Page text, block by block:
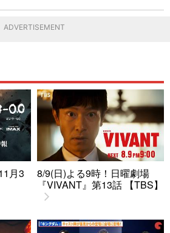
ADVERTISEMENT
月3
8/9(日)よる9時！日曜劇場
『VIVANT』第13話 【TBS】